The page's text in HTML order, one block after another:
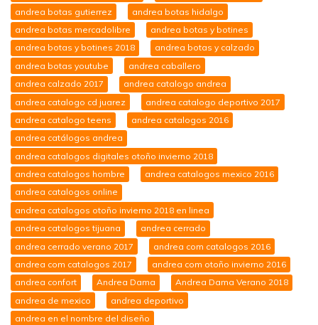
andrea botas gutierrez
andrea botas hidalgo
andrea botas mercadolibre
andrea botas y botines
andrea botas y botines 2018
andrea botas y calzado
andrea botas youtube
andrea caballero
andrea calzado 2017
andrea catalogo andrea
andrea catalogo cd juarez
andrea catalogo deportivo 2017
andrea catalogo teens
andrea catalogos 2016
andrea catálogos andrea
andrea catalogos digitales otoño invierno 2018
andrea catalogos hombre
andrea catalogos mexico 2016
andrea catalogos online
andrea catalogos otoño invierno 2018 en linea
andrea catalogos tijuana
andrea cerrado
andrea cerrado verano 2017
andrea com catalogos 2016
andrea com catalogos 2017
andrea com otoño invierno 2016
andrea confort
Andrea Dama
Andrea Dama Verano 2018
andrea de mexico
andrea deportivo
andrea en el nombre del diseño